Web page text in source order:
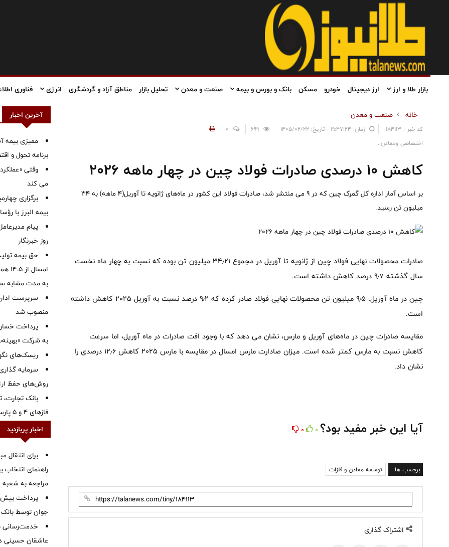
بازار طلا و ارز ارز دیجیتال خودرو مسکن بانک و بورس و بیمه صنعت و معدن تحلیل بازار مناطق آزاد و گردشگری انرژی فناوری
خانه صنعت و معدن
کد خبر : 184113 زمان: ۱۹:۴۷:۲۴ - تاریخ: ۱۴۰۵/۰۲/۲۲
0
اختصاصی ومعادن...
کاهش ۱۰ درصدی صادرات فولاد چین در چهار ماهه ۲۰۲۶
بر اساس آمار اداره کل گمرک چین که در ۹ می منتشر شد، صادرات فولاد این کشور در ماه‌های ژانویه تا آوریل(۴ ماهه) به ۳۴
میلیون تن رسید.
صادرات محصولات نهایی فولاد چین از ژانویه تا آوریل در مجموع ۳۴٫۲۱ میلیون تن بوده که نسبت به چهار ماه نخست
سال گذشته ۹٫۷ درصد کاهش داشته است.
چین در ماه آوریل، ۹٫۵ میلیون تن محصولات نهایی فولاد صادر کرده که ۹٫۲ درصد نسبت به آوریل ۲۰۲۵ کاهش داشته
است.
مقایسه صادرات چین در ماه‌های آوریل و مارس، نشان می دهد که با وجود افت صادرات در ماه آوریل، اما سرعت
کاهش نسبت به مارس کمتر شده است. میزان صادارت مارس امسال در مقایسه با مارس ۲۰۲۵ کاهش ۱۲٫۶ درصدی را
نشان داد.
آیا این خبر مفید بود؟ 0
0
برچسب ها: توسعه معادن و فلزات
اشتراک گذاری
آخرین اخبار
ممیزی بیمه
برنامه تحول و
وقتی
می کند
برگزاری
بیمه البرز با
پیام
روز خبرنگار
حق بیمه
به مدت مشابه
سرپرست
منصوب شد
به شرکت
ریسک‌های
سرمایه
روش‌های حفظ
بانک تجارت،
فازهای ۴ و ۵ پارس جنوبی
اخبار پربازدید
برای انتقال
راهنمای انتخاب
مراجعه به شعبه
جوان توسط بانک
خدمت‌رسانی
عاشقان حسینی